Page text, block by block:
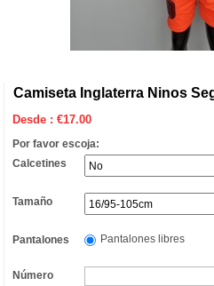
Camiseta Inglaterra Ninos
Desde :€17.00
Por favor escoja:
Calcetines
Tamaño
Pantalones Pantalones libres
Número